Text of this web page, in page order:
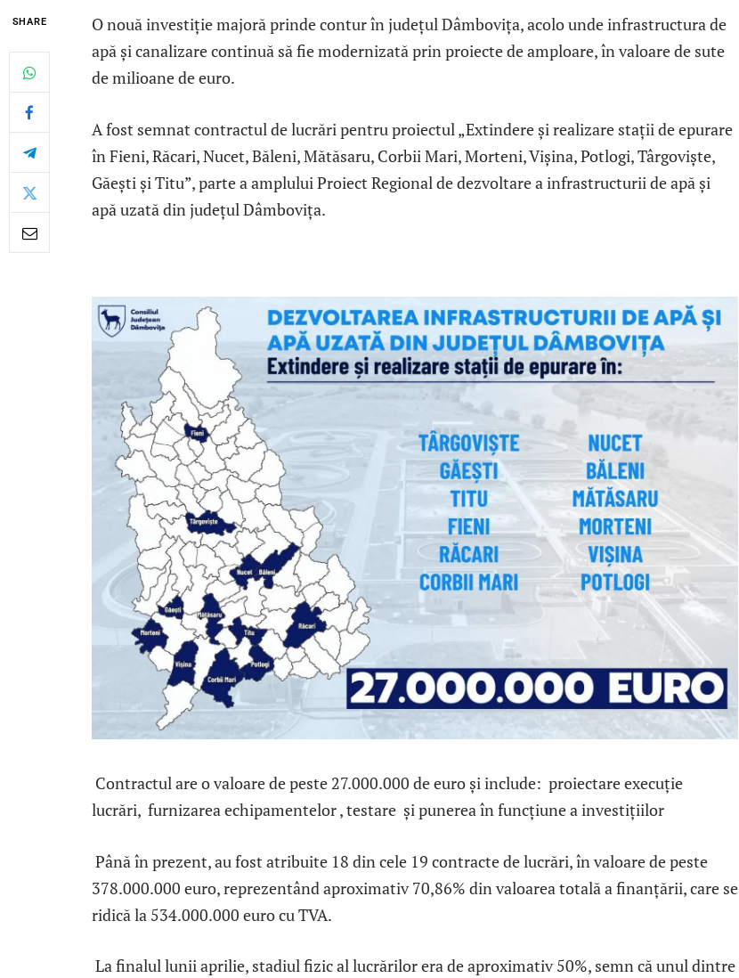
SHARE
O nouă investiție majoră prinde contur în județul Dâmbovița, acolo unde infrastructura de
apă și canalizare continuă să fie modernizată prin proiecte de amploare, în valoare de sute
de milioane de euro.
A fost semnat contractul de lucrări pentru proiectul „Extindere și realizare stații de epurare
în Fieni, Răcari, Nucet, Băleni, Mătăsaru, Corbii Mari, Morteni, Vișina, Potlogi, Târgoviște,
Găești și Titu”, parte a amplului Proiect Regional de dezvoltare a infrastructurii de apă și
apă uzată din județul Dâmbovița.
Contractul are o valoare de peste 27.000.000 de euro și include: proiectare execuție
lucrări, furnizarea echipamentelor , testare și punerea în funcțiune a investițiilor
Până în prezent, au fost atribuite 18 din cele 19 contracte de lucrări, în valoare de peste
378.000.000 euro, reprezentând aproximativ 70,86% din valoarea totală a finanțării, care se
ridică la 534.000.000 euro cu TVA.
La finalul lunii aprilie, stadiul fizic al lucrărilor era de aproximativ 50%, semn că unul dintre